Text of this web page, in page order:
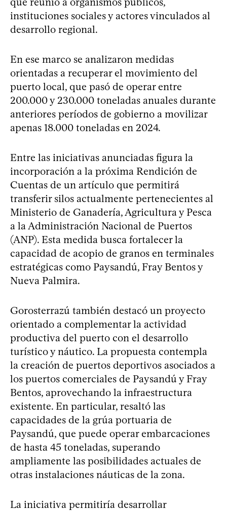
instituciones sociales y actores vinculados al
desarrollo regional.
En ese marco se analizaron medidas
orientadas a recuperar el movimiento del
puerto local, que pasó de operar entre
200.000 y 230.000 toneladas anuales durante
anteriores períodos de gobierno a movilizar
apenas 18.000 toneladas en 2024.
Entre las iniciativas anunciadas figura la
incorporación a la próxima Rendición de
Cuentas de un artículo que permitirá
transferir silos actualmente pertenecientes al
Ministerio de Ganadería, Agricultura y Pesca
a la Administración Nacional de Puertos
(ANP). Esta medida busca fortalecer la
capacidad de acopio de granos en terminales
estratégicas como Paysandú, Fray Bentos y
Nueva Palmira.
Gorosterrazú también destacó un proyecto
orientado a complementar la actividad
productiva del puerto con el desarrollo
turístico y náutico. La propuesta contempla
la creación de puertos deportivos asociados a
los puertos comerciales de Paysandú y Fray
Bentos, aprovechando la infraestructura
existente. En particular, resaltó las
capacidades de la grúa portuaria de
Paysandú, que puede operar embarcaciones
de hasta 45 toneladas, superando
ampliamente las posibilidades actuales de
otras instalaciones náuticas de la zona.
La iniciativa permitiría desarrollar